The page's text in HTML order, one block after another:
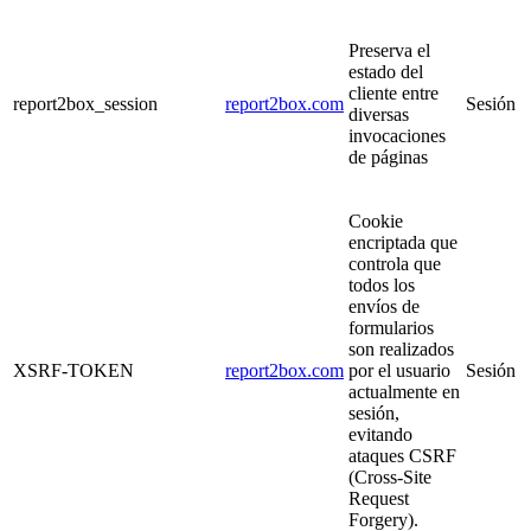
report2box_session report2box.com
Preserva el
estado del
cliente entre
diversas
invocaciones
de páginas
Sesión
XSRF-TOKEN report2box.com
Cookie
encriptada que
controla que
todos los
envíos de
formularios
son realizados
por el usuario
actualmente en
sesión,
evitando
ataques CSRF
(Cross-Site
Request
Forgery).
Sesión